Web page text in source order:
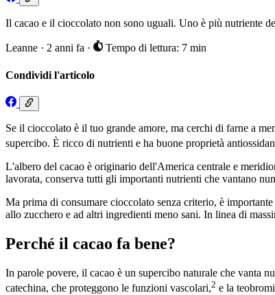
Il cacao e il cioccolato non sono uguali. Uno è più nutriente
Leanne · 2 anni fa · Tempo di lettura: 7 min
Condividi l'articolo
Se il cioccolato è il tuo grande amore, ma cerchi di farne a
supercibo. È ricco di nutrienti e ha buone proprietà
L'albero del cacao è originario dell'America centrale e
lavorata, conserva tutti gli importanti nutrienti che vantano
Ma prima di consumare cioccolato senza criterio, è
allo zucchero e ad altri ingredienti meno sani. In linea di
Perché il cacao fa bene?
In parole povere, il cacao è un supercibo naturale che vanta
catechina, che proteggono le funzioni vascolari,2 e la